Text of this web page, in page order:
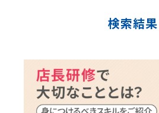
ニュース
検索結果